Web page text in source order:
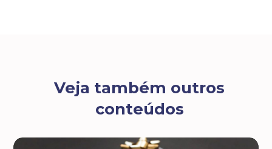
Veja também outros
conteúdos